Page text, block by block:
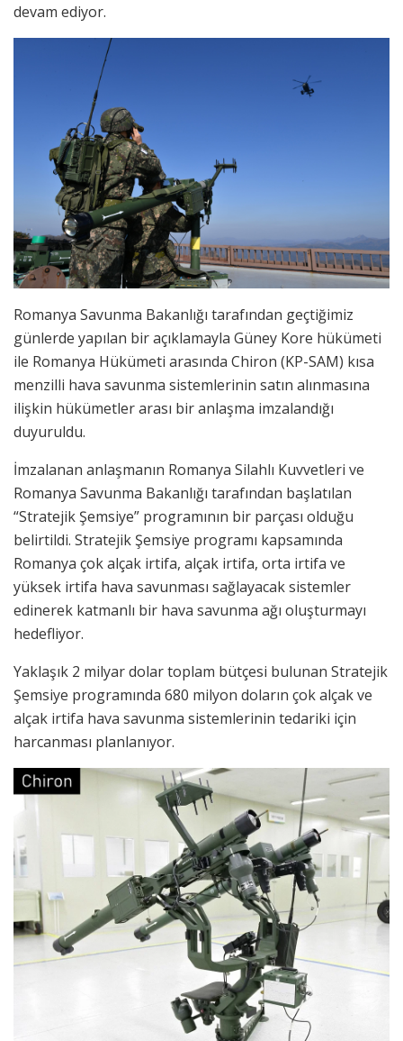
devam ediyor.
Romanya Savunma Bakanlığı tarafından geçtiğimiz
günlerde yapılan bir açıklamayla Güney Kore hükümeti
ile Romanya Hükümeti arasında Chiron (KP-SAM) kısa
menzilli hava savunma sistemlerinin satın alınmasına
ilişkin hükümetler arası bir anlaşma imzalandığı
duyuruldu.
İmzalanan anlaşmanın Romanya Silahlı Kuvvetleri ve
Romanya Savunma Bakanlığı tarafından başlatılan
“Stratejik Şemsiye” programının bir parçası olduğu
belirtildi. Stratejik Şemsiye programı kapsamında
Romanya çok alçak irtifa, alçak irtifa, orta irtifa ve
yüksek irtifa hava savunması sağlayacak sistemler
edinerek katmanlı bir hava savunma ağı oluşturmayı
hedefliyor.
Yaklaşık 2 milyar dolar toplam bütçesi bulunan Stratejik
Şemsiye programında 680 milyon doların çok alçak ve
alçak irtifa hava savunma sistemlerinin tedariki için
harcanması planlanıyor.